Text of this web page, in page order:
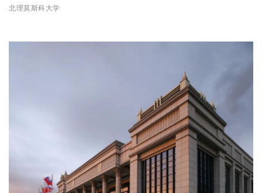
北理莫斯科大学